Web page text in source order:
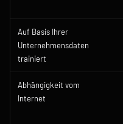
Auf Basis Ihrer
Unternehmensdaten
trainiert
Abhängigkeit vom
Internet